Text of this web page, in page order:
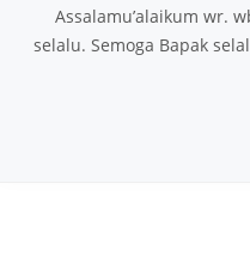
Assalamu’alaikum wr.
selalu. Semoga Bapak